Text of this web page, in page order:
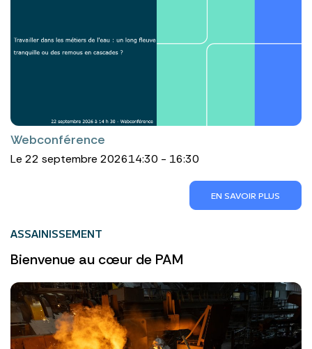
Webconférence
Le 22 septembre 202614:30 - 16:30
EN SAVOIR PLUS
ASSAINISSEMENT
Bienvenue au cœur de PAM